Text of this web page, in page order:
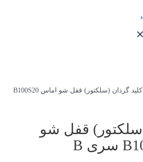
/ کلید گردان (سلکتور) قفل شو اماس B100S20
قفل شو